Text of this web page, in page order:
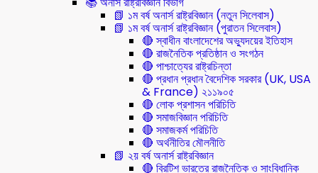
📗 ১ম বর্ষ অনার্স রাষ্ট্রবিজ্ঞান (নতুন সিলেবাস)
📗 ১ম বর্ষ অনার্স রাষ্ট্রবিজ্ঞান (পুরাতন সিলেবাস)
🔴 স্বাধীন বাংলাদেশের অভ্যুদয়ের ইতিহাস
🔴 রাজনৈতিক প্রতিষ্ঠান ও সংগঠন
🔴 পাশ্চাত্যের রাষ্ট্রচিন্তা
🔴 প্রধান প্রধান বৈদেশিক সরকার (UK, USA
& France) ২১১৯০৫
🔴 লোক প্রশাসন পরিচিতি
🔴 সমাজবিজ্ঞান পরিচিতি
🔴 সমাজকর্ম পরিচিতি
🔴 অর্থনীতির মৌলনীতি
📗 ২য় বর্ষ অনার্স রাষ্ট্রবিজ্ঞান
🔴 ব্রিটিশ ভারতের রাজনৈতিক ও সাংবিধানিক